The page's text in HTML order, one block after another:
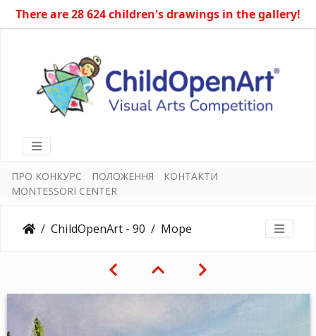
There are 28 624 children's drawings in the gallery!
ПРО КОНКУРС ПОЛОЖЕННЯ
КОНТАКТИ
MONTESSORI CENTER
ChildOpenArt - 90 Море